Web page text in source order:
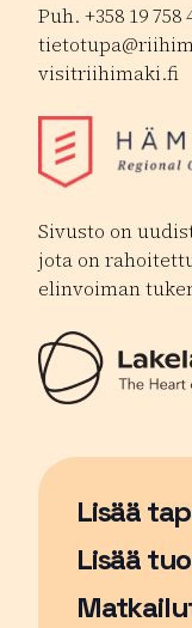
Puh. +358 19 758
visitriihimaki.fi
Sivusto on
jota on
elinvoiman
Lisää
Sivu
Lisää